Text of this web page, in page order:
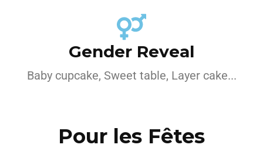
Gender Reveal
Baby cupcake, Sweet table, Layer cake...
Pour les Fêtes